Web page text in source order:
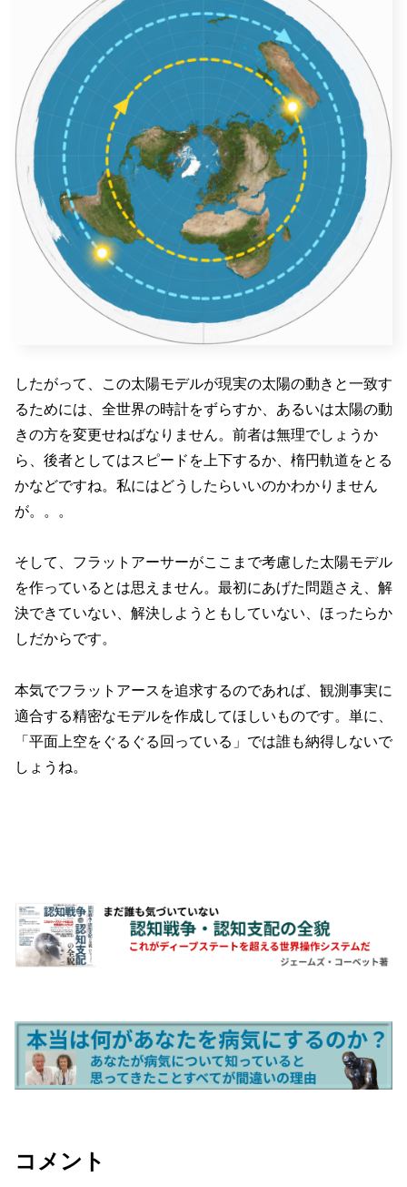
したがって、この太陽モデルが現実の太陽の動きと一致す
るためには、全世界の時計をずらすか、あるいは太陽の動
きの方を変更せねばなりません。前者は無理でしょうか
ら、後者としてはスピードを上下するか、楕円軌道をとる
かなどですね。私にはどうしたらいいのかわかりません
が。。。
そして、フラットアーサーがここまで考慮した太陽モデル
を作っているとは思えません。最初にあげた問題さえ、解
決できていない、解決しようともしていない、ほったらか
しだからです。
本気でフラットアースを追求するのであれば、観測事実に
適合する精密なモデルを作成してほしいものです。単に、
「平面上空をぐるぐる回っている」では誰も納得しないで
しょうね。
コメント